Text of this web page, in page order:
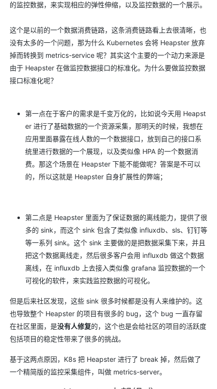
的监控数据，来实现相应的弹性伸缩，以及监控数据的一个展示。
这个是以前的一个数据消费链路，这条消费链路看上去很清晰，也
没有太多的一个问题，那为什么 Kubernetes 会将 Heapster 放弃
掉而转换到 metrics-service 呢？其实这个主要的一个动力来源是
由于 Heapster 在做监控数据接口的标准化。为什么要做监控数据
接口标准化呢？
第一点在于客户的需求是千变万化的，比如说今天用 Heapst
er 进行了基础数据的一个资源采集，那明天的时候，我想在
应用里面暴露在线人数的一个数据接口，放到自己的接口系
统里进行数据的一个展现，以及类似像 HPA 的一个数据消
费。那这个场景在 Heapster 下能不能做呢？答案是不可以
的，所以这就是 Heapster 自身扩展性的弊端；
第二点是 Heapster 里面为了保证数据的离线能力，提供了很
多的 sink，而这个 sink 包含了类似像 influxdb、sls、钉钉等
等一系列 sink。这个 sink 主要做的是把数据采集下来，并且
把这个数据离线走，然后很多客户会用 influxdb 做这个数据
离线，在 influxdb 上去接入类似像 grafana 监控数据的一个
可视化的软件，来实践监控数据的可视化。
但是后来社区发现，这些 sink 很多时候都是没有人来维护的。这
也导致整个 Heapster 的项目有很多的 bug，这个 bug 一直存留
在社区里面，是没有人修复的，这个也是会给社区的项目的活跃度
包括项目的稳定性带来了很多的挑战。
基于这两点原因，K8s 把 Heapster 进行了 break 掉，然后做了
一个精简版的监控采集组件，叫做 metrics-server。